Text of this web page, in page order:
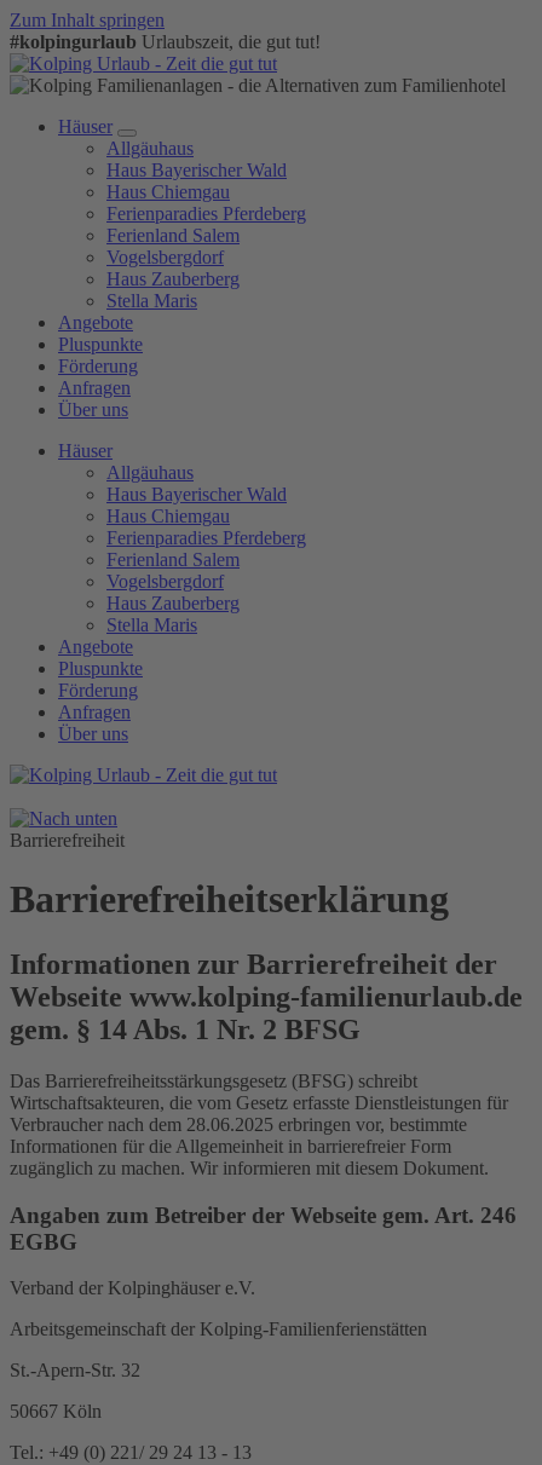
Zum Inhalt springen
#kolpingurlaub Urlaubszeit, die gut tut!
Häuser
Allgäuhaus
Haus Bayerischer Wald
Haus Chiemgau
Ferienparadies Pferdeberg
Ferienland Salem
Vogelsbergdorf
Haus Zauberberg
Stella Maris
Angebote
Pluspunkte
Förderung
Anfragen
Über uns
Häuser
Allgäuhaus
Haus Bayerischer Wald
Haus Chiemgau
Ferienparadies Pferdeberg
Ferienland Salem
Vogelsbergdorf
Haus Zauberberg
Stella Maris
Angebote
Pluspunkte
Förderung
Anfragen
Über uns
Barrierefreiheit
Barrierefreiheitserklärung
Informationen zur Barrierefreiheit der
Webseite www.kolping-familienurlaub.de
gem. § 14 Abs. 1 Nr. 2 BFSG
Das Barrierefreiheitsstärkungsgesetz (BFSG) schreibt
Wirtschaftsakteuren, die vom Gesetz erfasste Dienstleistungen für
Verbraucher nach dem 28.06.2025 erbringen vor, bestimmte
Informationen für die Allgemeinheit in barrierefreier Form
zugänglich zu machen. Wir informieren mit diesem Dokument.
Angaben zum Betreiber der Webseite gem. Art. 246
EGBG
Verband der Kolpinghäuser e.V.
Arbeitsgemeinschaft der Kolping-Familienferienstätten
St.-Apern-Str. 32
50667 Köln
Tel.: +49 (0) 221/ 29 24 13 - 13